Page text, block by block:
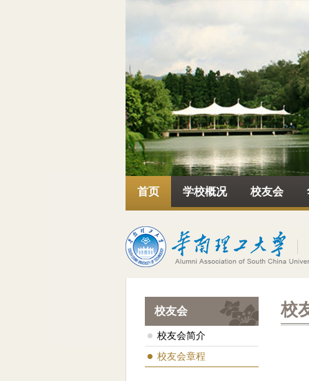
首页 学校概况 校友会
校友会
校友会简介
校友会章程
校